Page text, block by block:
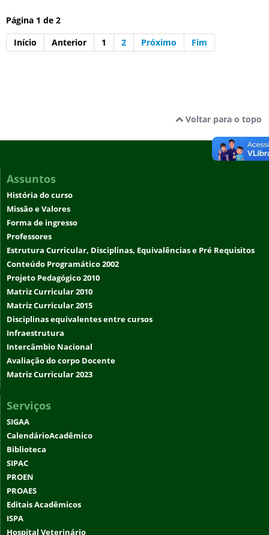
Página 1 de 2
Início
Anterior 1 2 Próximo Fim
Voltar para o topo
Assuntos
História do curso
Missão e Valores
Forma de ingresso
Professores
Estrutura Curricular, Disciplinas, Equivalências e Pré Requisitos
Conteúdo Programático 2002
Projeto Pedagógico 2010
Matriz Curricular 2010
Matriz Curricular 2015
Disciplinas equivalentes entre cursos
Infraestrutura
Intercâmbio Nacional
Avaliação do corpo Docente
Matriz Curricular 2023
Serviços
SIGAA
CalendárioAcadêmico
Biblioteca
SIPAC
PROEN
PROAES
Editais Acadêmicos
ISPA
Hospital Veterinário